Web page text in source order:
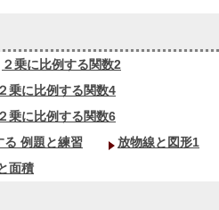
２乗に比例する関数2
２乗に比例する関数4
２乗に比例する関数6
る 例題と練習
放物線と図形1
面積